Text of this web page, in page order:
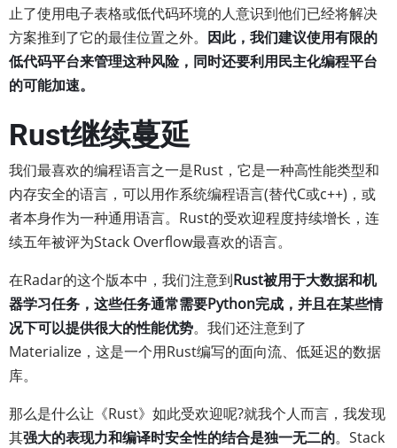
止了使用电子表格或低代码环境的人意识到他们已经将解决
方案推到了它的最佳位置之外。 因此，我们建议使用有限的
低代码平台来管理这种风险，同时还要利用民主化编程平台
的可能加速。
Rust继续蔓延
我们最喜欢的编程语言之一是Rust，它是一种高性能类型和
内存安全的语言，可以用作系统编程语言(替代C或c++)，或
者本身作为一种通用语言。Rust的受欢迎程度持续增长，连
续五年被评为Stack Overflow最喜欢的语言。
在Radar的这个版本中，我们注意到Rust被用于大数据和机
器学习任务，这些任务通常需要Python完成，并且在某些情
况下可以提供很大的性能优势。我们还注意到了
Materialize，这是一个用Rust编写的面向流、低延迟的数据
库。
那么是什么让《Rust》如此受欢迎呢?就我个人而言，我发现
其强大的表现力和编译时安全性的结合是独一无二的。Stack